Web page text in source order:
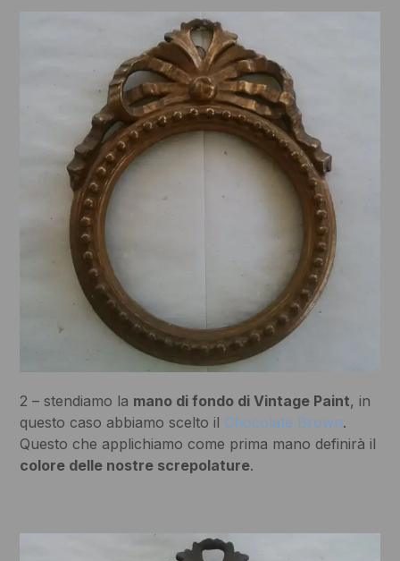
2 – stendiamo la mano di fondo di Vintage Paint, in
questo caso abbiamo scelto il Chocolate Brown.
Questo che applichiamo come prima mano definirà il
colore delle nostre screpolature.